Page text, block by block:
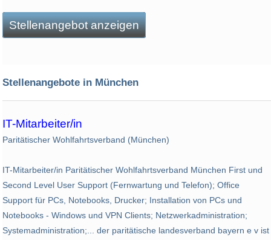
Stellenangebot anzeigen
Stellenangebote in München
IT-Mitarbeiter/in
Paritätischer Wohlfahrtsverband (München)
IT-Mitarbeiter/in Paritätischer Wohlfahrtsverband München First und
Second Level User Support (Fernwartung und Telefon); Office
Support für PCs, Notebooks, Drucker; Installation von PCs und
Notebooks - Windows und VPN Clients; Netzwerkadministration;
Systemadministration;... der paritätische landesverband bayern e v ist